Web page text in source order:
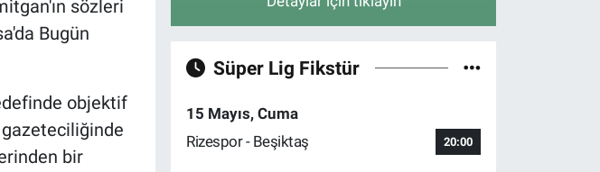
sözleri
Bugün
objektif
bir
Süper Lig Fikstür
15 Mayıs, Cuma
Rizespor - Beşiktaş
20:00